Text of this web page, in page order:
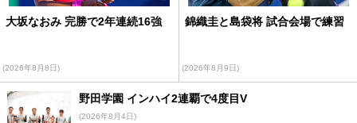
大坂なおみ 完勝で2年連続16強
(2026年8月8日)
錦織圭と島袋将 試合会場で練習
(2026年8月9日)
野田学園 インハイ2連覇で4度目V
(2026年8月4日)